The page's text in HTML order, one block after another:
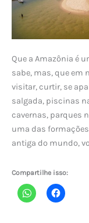
Que a Amazônia é
sabe, mas, que em
visitar, curtir, se
salgada, piscinas
cavernas, parques
uma das
antiga do mundo,
Compartilhe isso: